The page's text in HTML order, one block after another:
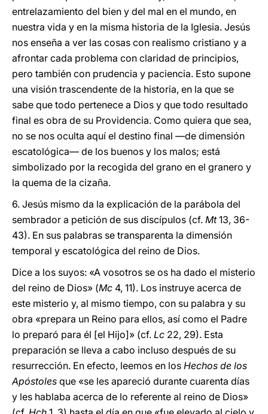
entrelazamiento del bien y del mal en el mundo, en
nuestra vida y en la misma historia de la Iglesia. Jesús
nos enseña a ver las cosas con realismo cristiano y a
afrontar cada problema con claridad de principios,
pero también con prudencia y paciencia. Esto supone
una visión trascendente de la historia, en la que se
sabe que todo pertenece a Dios y que todo resultado
final es obra de su Providencia. Como quiera que sea,
no se nos oculta aquí el destino final ―de dimensión
escatológica― de los buenos y los malos; está
simbolizado por la recogida del grano en el granero y
la quema de la cizaña.
6. Jesús mismo da la explicación de la parábola del
sembrador a petición de sus discípulos (cf. Mt13, 36-
43). En sus palabras se transparenta la dimensión
temporal y escatológica del reino de Dios.
Dice a los suyos: «A vosotros se os ha dado el misterio
del reino de Dios» (Mc 4, 11). Los instruye acerca de
este misterio y, al mismo tiempo, con su palabra y su
obra «prepara un Reino para ellos, así como el Padre
lo preparó para él [el Hijo]» (cf. Lc 22, 29). Esta
preparación se lleva a cabo incluso después de su
resurrección. En efecto, leemos en los Hechos de los
Apóstoles que «se les apareció durante cuarenta días
y les hablaba acerca de lo referente al reino de Dios»